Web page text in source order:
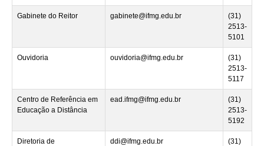
Gabinete do Reitor gabinete@ifmg.edu.br
(31)
2513-
5101
Ouvidoria ouvidoria@ifmg.edu.br
(31)
2513-
5117
Centro de Referência em
Educação a Distância
ead.ifmg@ifmg.edu.br
(31)
2513-
5192
Diretoria de
ddi@ifmg.edu.br
(31)